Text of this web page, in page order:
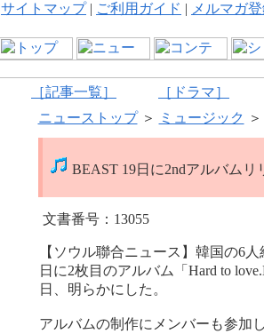
サイトマップ| ご利用ガイド | メルマガ
［記事一覧］ ［ドラマ］
ニューストップ＞ ミュージック ＞
BEAST 19日に2ndアルバムリ
文書番号：13055
【ソウル聯合ニュース】韓国の6
日に2枚目のアルバム「Hard to
日、明らかにした。
アルバムの制作にメンバーも参加